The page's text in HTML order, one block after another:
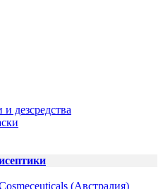
дезсредства
(Австралия)